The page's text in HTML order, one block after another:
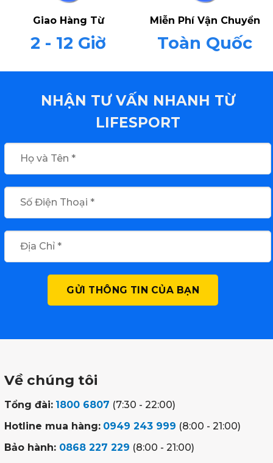
Giao Hàng Từ
2 - 12 Giờ
Miễn Phí Vận Chuyển
Toàn Quốc
NHẬN TƯ VẤN NHANH TỪ
LIFESPORT
Về chúng tôi
Tổng đài: 1800 6807 (7:30 - 22:00)
Hotline mua hàng: 0949 243 999 (8:00 - 21:00)
Bảo hành: 0868 227 229 (8:00 - 21:00)